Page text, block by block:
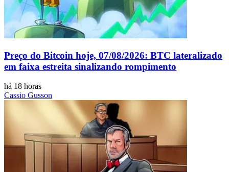
Preço do Bitcoin hoje, 07/08/2026: BTC lateralizado
em faixa estreita sinalizando rompimento
há 18 horas
Cassio Gusson